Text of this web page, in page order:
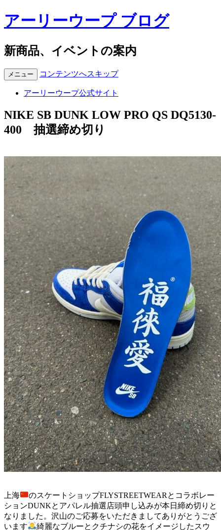
アーリーウープ ブログ
新商品、イベントの案内
メニュー コンテンツへスキップ
アーリーウープ公式サイト
NIKE SB DUNK LOW PRO QS DQ5130-
400 抽選締め切り
上海
のスケートショップFLYSTREETWEARとコラボレー
ションDUNKとアパレル抽選店頭申し込みが本日締め切りと
なりました。沢山のご応募をいただきましてありがとうござ
います
綺麗なブルーとクチナシの花をイメージしたスウ